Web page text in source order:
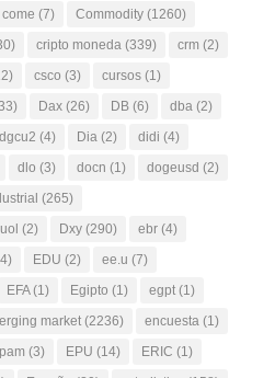
come (7) Commodity (1260)
cripto moneda (339) crm (2)
csco (3) cursos (1)
Dax (26) DB (6) dba (2)
dgcu2 (4) Dia (2) didi (4)
dlo (3) docn (1) dogeusd (2)
(265)
(2) Dxy (290) ebr (4)
EDU (2) ee.u (7)
EFA(1) Egipto (1) egpt (1)
market (2236) encuesta (1)
(3) EPU (14) ERIC (1)